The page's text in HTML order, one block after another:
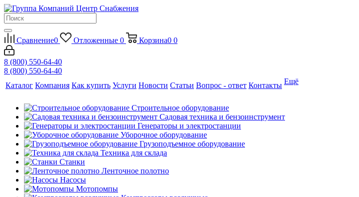
Сравнение0 Отложенные 0 Корзина0 0
8 (800) 550-64-40
8 (800) 550-64-40
Каталог Компания Как купить Услуги Новости Статьи Вопрос - ответ Контакты Ещё
Строительное оборудование
Садовая техника и бензоинструмент
Генераторы и электростанции
Уборочное оборудование
Грузоподъемное оборудование
Техника для склада
Станки
Ленточное полотно
Насосы
Мотопомпы